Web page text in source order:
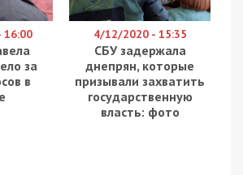
за
в
4/12/2020 - 15:35
СБУ задержала
днепрян, которые
призывали захватить
государственную
власть: фото